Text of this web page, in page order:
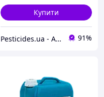
Купити
Pesticides.ua - Аграрна продукція і не тільки !!! 91%